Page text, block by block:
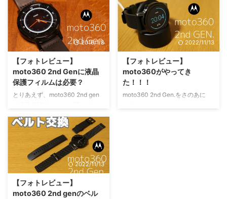
ーしまーす！
チへのペアリング設定についての
記事です。
2016/1/8
【フォトレビュー】
moto360 2nd Genに液晶
保護フィルムは必要？
とりあえず、moto360 2nd gen
が、「う～ん...」と思った話。
2022/11/13
【フォトレビュー】
moto360がやってき
た！！！
moto360 2nd Gen.をさのあに
2022/11/13
【フォトレビュー】
moto360 2nd genのベル